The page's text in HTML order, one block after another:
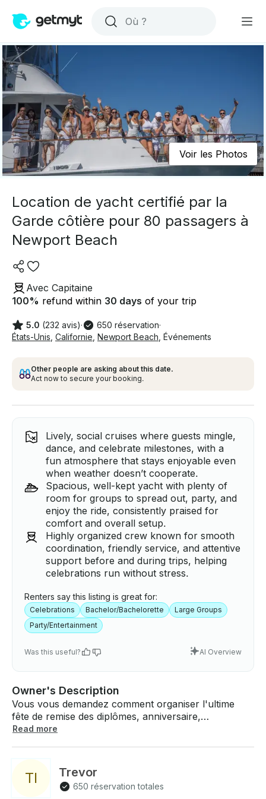
Voir les Photos
Location de yacht certifié par la
Garde côtière pour 80 passagers à
Newport Beach
Avec Capitaine
100% refund within 30 days of your trip
5.0 (232 avis)· 650 réservation·
États-Unis Californie Newport Beach Événements
Other people are asking about this date.
Act now to secure your booking.
Lively, social cruises where guests mingle,
dance, and celebrate milestones, with a
fun atmosphere that stays enjoyable even
when weather doesn’t cooperate.
Spacious, well-kept yacht with plenty of
room for groups to spread out, party, and
enjoy the ride, consistently praised for
comfort and overall setup.
Highly organized crew known for smooth
coordination, friendly service, and attentive
support before and during trips, helping
celebrations run without stress.
Renters say this listing is great for:
Celebrations Bachelor/Bachelorette
Large Groups
Party/Entertainment
Was this useful? AI Overview
Owner's Description
Vous vous demandez comment organiser l'ultime
fête de remise des diplômes, anniversaire,
enterrement de vie de garçon ou de jeune fille ou
65 pieds de long ! Nous sommes un navire certifié
par la Garde côtière d'une capacité de 80 personnes
qui offre suffisamment d'espace pour votre famille,
Read more
TI Trevor
650 réservation totales